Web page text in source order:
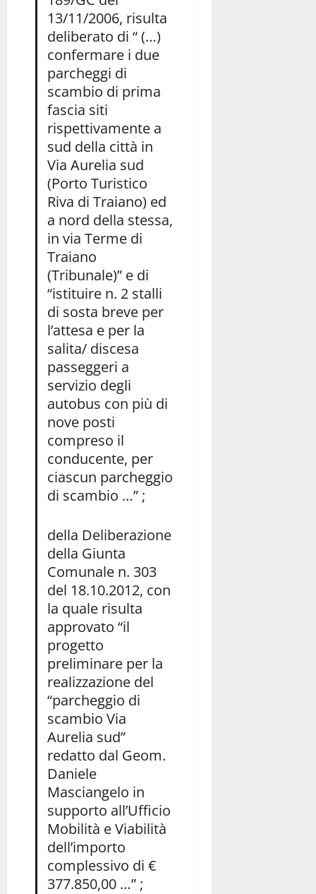
13/11/2006, risulta
deliberato di “ (…)
confermare i due
parcheggi di
scambio di prima
fascia siti
rispettivamente a
sud della città in
Via Aurelia sud
(Porto Turistico
Riva di Traiano) ed
a nord della stessa,
in via Terme di
Traiano
(Tribunale)” e di
“istituire n. 2 stalli
di sosta breve per
l’attesa e per la
salita/ discesa
passeggeri a
servizio degli
autobus con più di
nove posti
compreso il
conducente, per
ciascun parcheggio
di scambio …” ;
della Deliberazione
della Giunta
Comunale n. 303
del 18.10.2012, con
la quale risulta
approvato “il
progetto
preliminare per la
realizzazione del
“parcheggio di
scambio Via
Aurelia sud”
redatto dal Geom.
Daniele
Masciangelo in
supporto all’Ufficio
Mobilità e Viabilità
dell’importo
complessivo di €
377.850,00 …” ;